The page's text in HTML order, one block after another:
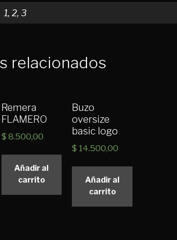
1, 2, 3
relacionados
Remera
FLAMERO
$8.500,00
Añadir al
carrito
Buzo
oversize
basic logo
$ 14.500,00
Añadir al
carrito